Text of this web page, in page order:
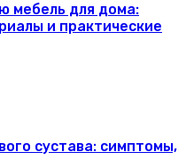
мебель для дома:
и практические
сустава: симптомы,